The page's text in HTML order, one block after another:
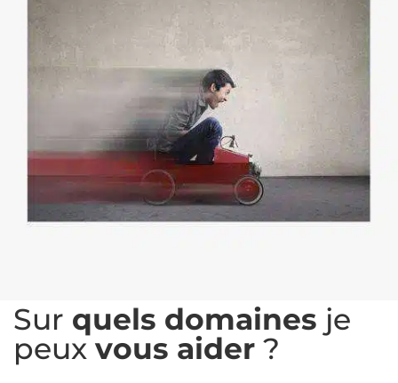
Sur quels domaines je
peux vous aider ?